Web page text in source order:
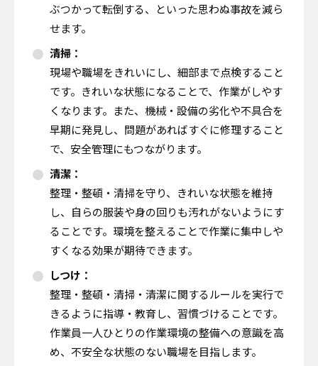
ぶつかって転倒する、といった思わぬ事故を減ら
せます。
清掃：
現場や職場をきれいにし、細部まで点検すること
です。きれいな状態になることで、作業がしやす
くなります。また、機械・設備の劣化や不具合を
早期に発見し、問題があればすぐに修理すること
で、安全管理にもつながります。
清潔：
整理・整頓・清掃を守り、きれいな状態を維持
し、自らの服装や身の回りも汚れがないようにす
ることです。環境を整えることで作業に集中しや
すくなる効果が期待できます。
しつけ：
整理・整頓・清掃・清潔に関するルールを実行で
きるように指導・教育し、習慣づけることです。
作業員一人ひとりの作業環境の整備への意識を高
め、不安全な状態のない職場を目指します。